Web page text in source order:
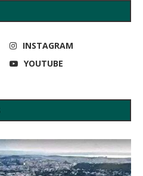
INSTAGRAM
YOUTUBE